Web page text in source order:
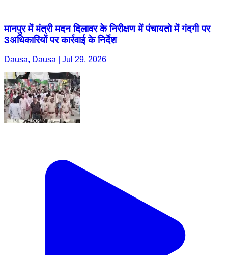
मानपुर में मंत्री मदन दिलावर के निरीक्षण में पंचायतो में गंदगी पर
3अधिकारियों पर कार्रवाई के निर्देश
Dausa, Dausa | Jul 29, 2026